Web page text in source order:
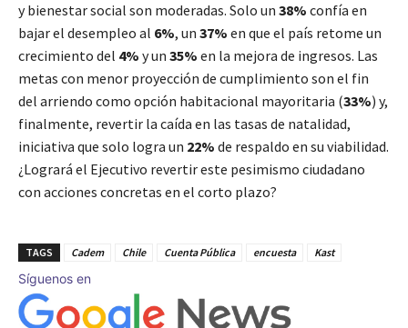
y bienestar social son moderadas. Solo un 38% confía en
bajar el desempleo al 6%, un 37% en que el país retome un
crecimiento del 4% y un 35% en la mejora de ingresos. Las
metas con menor proyección de cumplimiento son el fin
del arriendo como opción habitacional mayoritaria (33%) y,
finalmente, revertir la caída en las tasas de natalidad,
iniciativa que solo logra un 22% de respaldo en su viabilidad.
¿Logrará el Ejecutivo revertir este pesimismo ciudadano
con acciones concretas en el corto plazo?
TAGS Cadem Chile Cuenta Pública encuesta Kast
Síguenos en